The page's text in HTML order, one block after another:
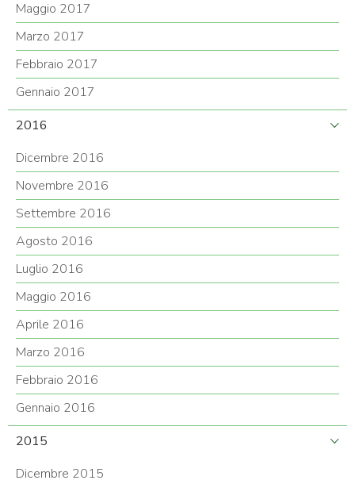
Maggio 2017
Marzo 2017
Febbraio 2017
Gennaio 2017
2016
Dicembre 2016
Novembre 2016
Settembre 2016
Agosto 2016
Luglio 2016
Maggio 2016
Aprile 2016
Marzo 2016
Febbraio 2016
Gennaio 2016
2015
Dicembre 2015